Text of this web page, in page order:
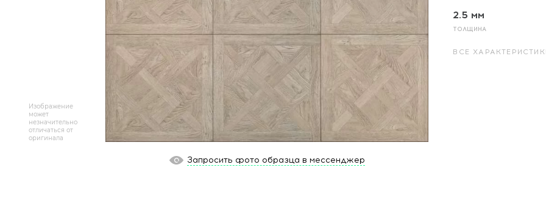
Настенные покрытия
Отопительное оборудование
Новинки
Изображение
может
незначительно
отличаться от
оригинала
Запросить фото образца в мессенджер
2.5 мм
ТОЛЩИНА
ВСЕ